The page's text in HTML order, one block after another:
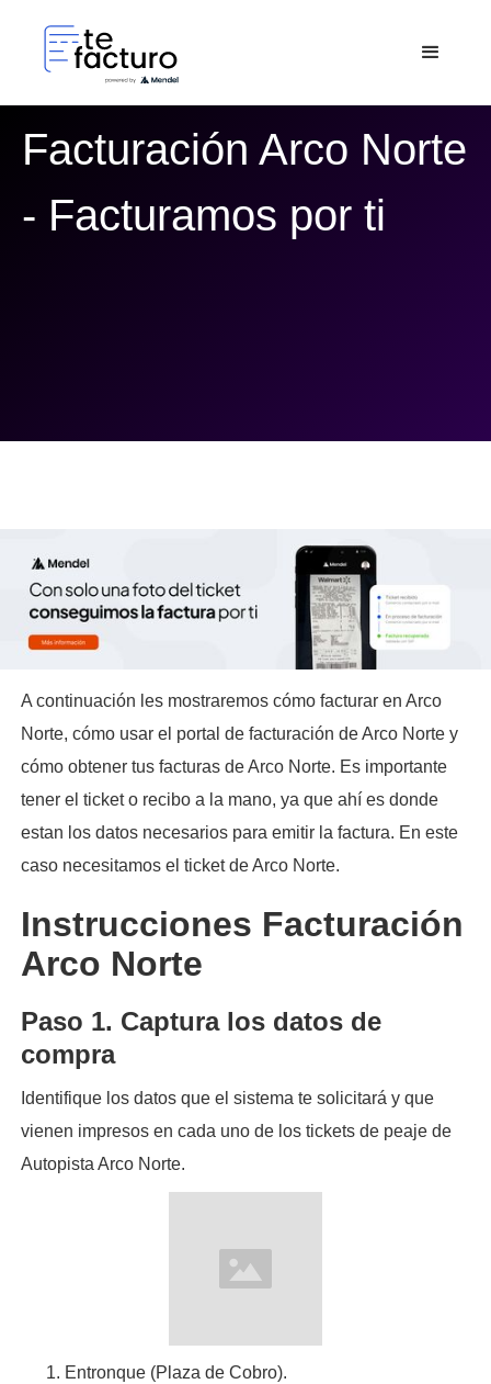
Facturación Arco Norte
- Facturamos por ti
A continuación les mostraremos cómo facturar en Arco
Norte, cómo usar el portal de facturación de Arco Norte y
cómo obtener tus facturas de Arco Norte. Es importante
tener el ticket o recibo a la mano, ya que ahí es donde
estan los datos necesarios para emitir la factura. En este
caso necesitamos el ticket de Arco Norte.
Instrucciones Facturación
Arco Norte
Paso 1. Captura los datos de
compra
Identifique los datos que el sistema te solicitará y que
vienen impresos en cada uno de los tickets de peaje de
Autopista Arco Norte.
Entronque (Plaza de Cobro).